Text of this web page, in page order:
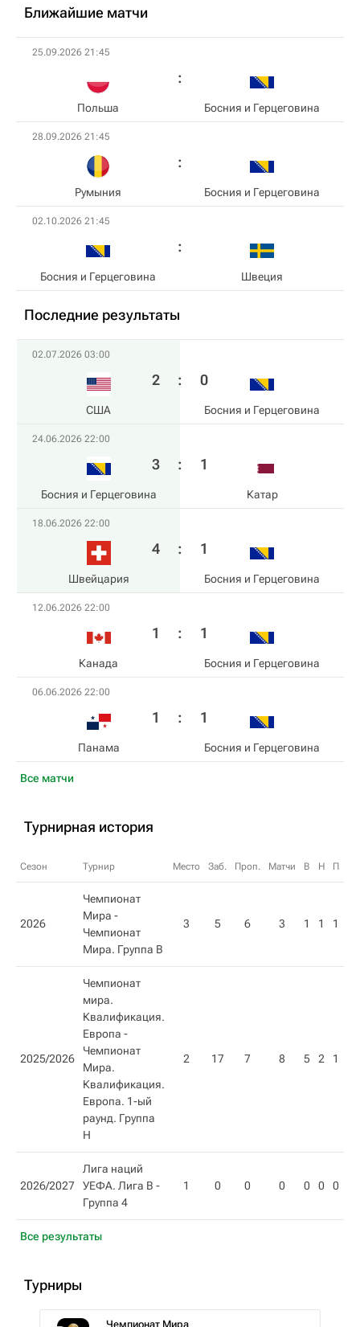
Ближайшие матчи
25.09.2026 21:45
Польша Босния и Герцеговина
28.09.2026 21:45
Румыния Босния и Герцеговина
02.10.2026 21:45
Босния и Герцеговина Швеция
Последние результаты
Все матчи
02.07.2026 03:00
США
2 : 0
Босния и Герцеговина
24.06.2026 22:00
Босния и Герцеговина
3 : 1
Катар
18.06.2026 22:00
Швейцария
4 : 1
Босния и Герцеговина
12.06.2026 22:00
Канада
1 : 1
Босния и Герцеговина
06.06.2026 22:00
Панама
1 : 1
Босния и Герцеговина
Турнирная история
Сезон Турнир Место Заб. Проп. Матчи В Н П
2026
Чемпионат
Мира -
Чемпионат
Мира. Группа В
3 5 6 3 1 1 1
2025/2026
Чемпионат
мира.
Квалификация.
Европа -
Чемпионат
Мира.
Квалификация.
Европа. 1-ый
раунд. Группа
Н
2 17 7 8 5 2 1
2026/2027
Лига наций
УЕФА. Лига B -
Группа 4
1 0 0 0 0 0 0
Все результаты
Турниры
Чемпионат Мира